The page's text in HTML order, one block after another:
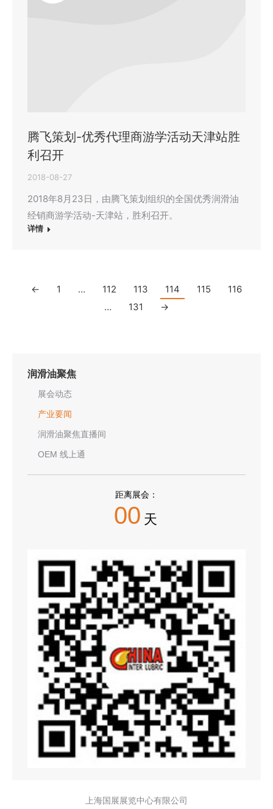
腾飞策划-优秀代理商游学活动天津站胜
利召开
2018-08-27
2018年8月23日，由腾飞策划组织的全国优秀润滑油
经销商游学活动-天津站，胜利召开。
详情
← 1 … 112 113 114 115
116
…
131 →
润滑油聚焦
展会动态
产业要闻
润滑油聚焦直播间
OEM 线上通
距离展会：
00 天
上海国展展览中心有限公司